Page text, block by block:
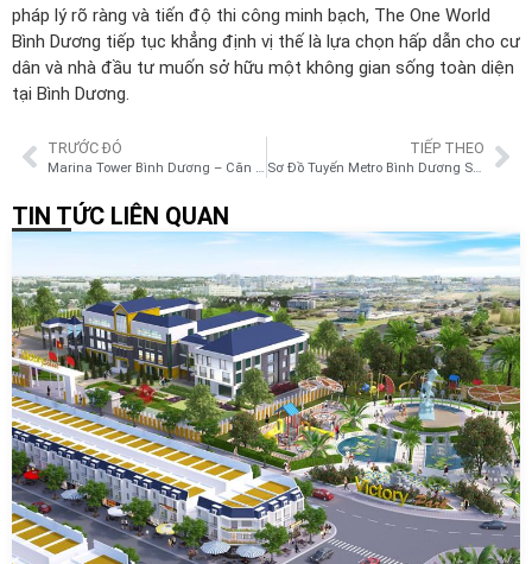
pháp lý rõ ràng và tiến độ thi công minh bạch, The One World
Bình Dương tiếp tục khẳng định vị thế là lựa chọn hấp dẫn cho cư
dân và nhà đầu tư muốn sở hữu một không gian sống toàn diện
tại Bình Dương.
TRƯỚC ĐÓ
Marina Tower Bình Dương – Căn hộ hiện đại giữa trung tâm năng động
TIẾP THEO
Sơ Đồ Tuyến Metro Bình Dương Số 1
TIN TỨC LIÊN QUAN